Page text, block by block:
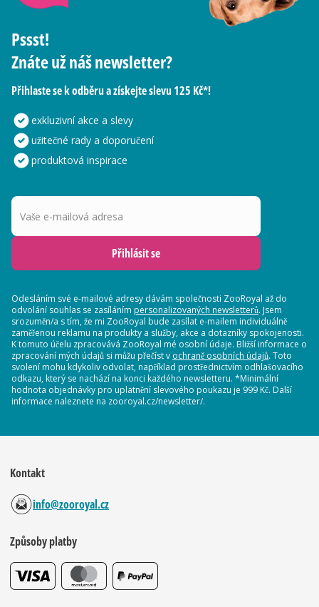
Pssst!
Znáte už náš newsletter?
Přihlaste se k odběru a získejte slevu 125 Kč*!
exkluzivní akce a slevy
užitečné rady a doporučení
produktová inspirace
Vaše e-mailová adresa
Přihlásit se
Odesláním své e-mailové adresy dávám společnosti ZooRoyal až do
odvolání souhlas se zasíláním personalizovaných newsletterů. Jsem
srozuměn/a s tím, že mi ZooRoyal bude zasílat e-mailem individuálně
zaměřenou reklamu na produkty a služby, akce a dotazníky spokojenosti.
K tomuto účelu zpracovává ZooRoyal mé osobní údaje. Bližší informace o
zpracování mých údajů si můžu přečíst v ochraně osobních údajů. Toto
svolení mohu kdykoliv odvolat, například prostřednictvím odhlašovacího
odkazu, který se nachází na konci každého newsletteru. *Minimální
hodnota objednávky pro uplatnění slevového poukazu je 999 Kč. Další
informace naleznete na zooroyal.cz/newsletter/.
Kontakt
info@zooroyal.cz
Způsoby platby